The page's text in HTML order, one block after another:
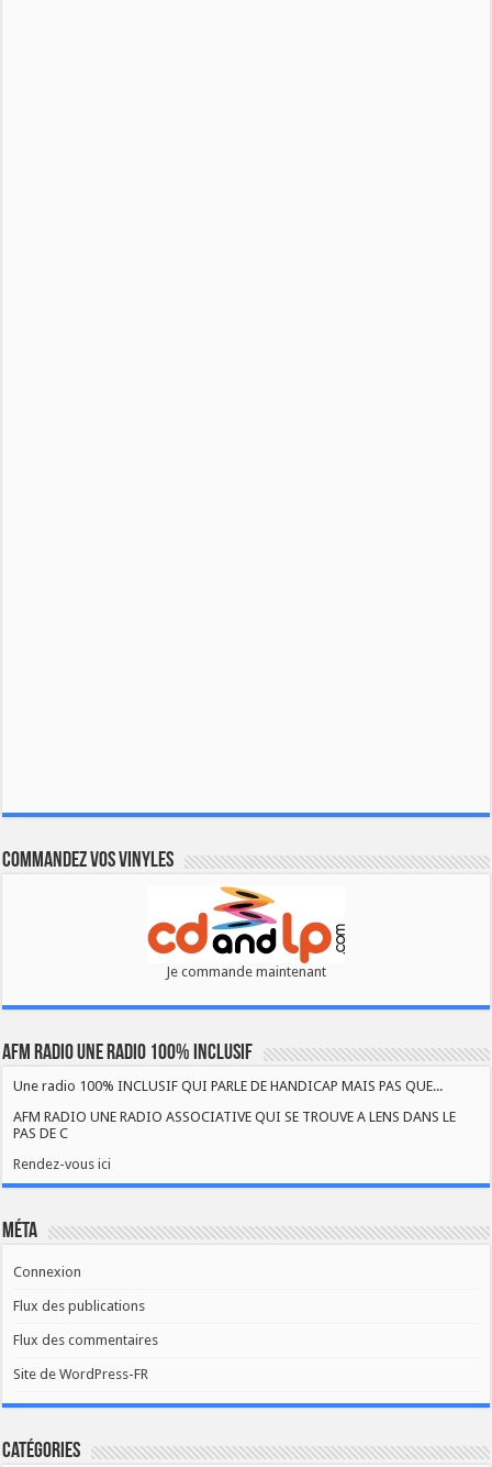
Commandez vos vinyles
Je commande maintenant
AFM RADIO UNE RADIO 100% INCLUSIF
Une radio 100% INCLUSIF QUI PARLE DE HANDICAP MAIS PAS QUE...
AFM RADIO UNE RADIO ASSOCIATIVE QUI SE TROUVE A LENS DANS LE
PAS DE C
Rendez-vous ici
Méta
Connexion
Flux des publications
Flux des commentaires
Site de WordPress-FR
Catégories